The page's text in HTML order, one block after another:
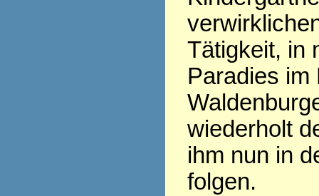
Tätigkeit, in
Paradies im
wiederholt
ihm nun in
folgen.